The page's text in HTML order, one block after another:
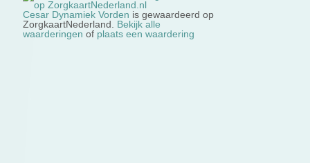
Cesar Dynamiek Vorden is gewaardeerd op
ZorgkaartNederland. Bekijk alle
waarderingen of plaats een waardering